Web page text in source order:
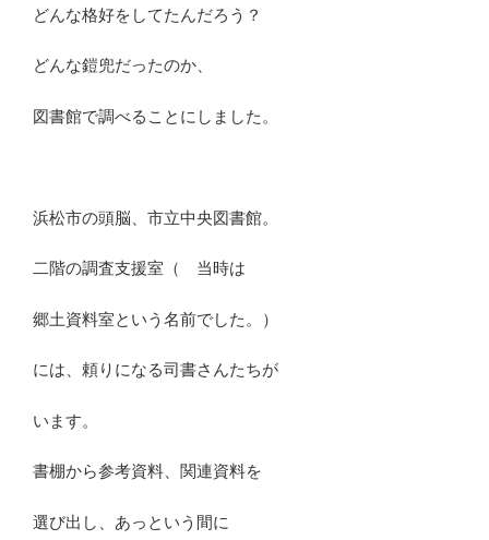
どんな格好をしてたんだろう？
どんな鎧兜だったのか、
図書館で調べることにしました。
浜松市の頭脳、市立中央図書館。
二階の調査支援室（ 当時は
郷土資料室という名前でした。）
には、頼りになる司書さんたちが
います。
書棚から参考資料、関連資料を
選び出し、あっという間に